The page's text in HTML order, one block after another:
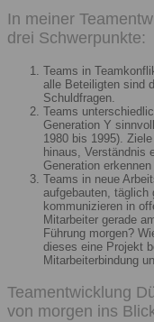
In meiner
drei Schwerpunkte:
Teams in
alle Beteiligten sind
Schuldfragen.
Teams
Generation Y
1980 bis 1995).
hinaus, Verständnis
Generation
Teams in neue
aufgebauten, täglich
kommunizieren in
Mitarbeiter gerade
Führung morgen?
dieses eine Projekt
Mitarbeiterbindung
Teamentwicklung
von morgen ins